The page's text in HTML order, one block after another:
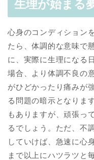
生理が始まる
心身のコンディション
たら、体調的な意味で
に、実際に生理になる
場合、より体調不良の
がひどかったり痛みが
る問題の暗示となりま
もありますが、頑張っ
るでしょう。ただ、不
していけば、急速に心
まで以上にハツラツと